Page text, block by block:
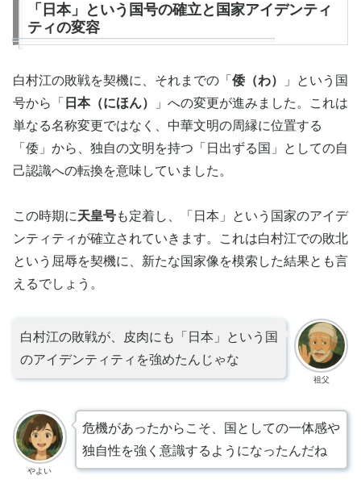
「日本」という国号の確立と国家アイデンティ
ティの変容
白村江の敗戦を契機に、それまでの「 倭（わ）
」という国
号から「 日本（にほん）
」への変更が進みました。これは
単なる名称変更ではなく、中華文明の周縁に位置する
「倭」から、独自の文明を持つ「日出ずる国」としての自
己認識への転換を意味していました。
この時期に天皇号も定着し、「日本」という国家のアイデ
ンティティが確立されていきます。これは白村江での敗北
という屈辱を契機に、新たな国家像を模索した結果とも言
えるでしょう。
祖父
白村江の敗戦が、皮肉にも「日本」という国
のアイデンティティを強めたんじゃな
やよい
危機があったからこそ、国としての一体感や
独自性を強く意識するようになったんだね